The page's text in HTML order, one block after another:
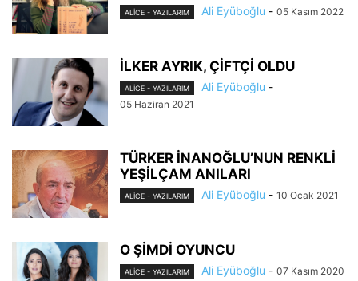
ALİCE - YAZILARIM Ali Eyüboğlu - 05 Kasım 2022
İLKER AYRIK, ÇİFTÇİ OLDU
ALİCE - YAZILARIM Ali Eyüboğlu -
05 Haziran 2021
TÜRKER İNANOĞLU’NUN RENKLİ
YEŞİLÇAM ANILARI
ALİCE - YAZILARIM Ali Eyüboğlu - 10 Ocak 2021
O ŞİMDİ OYUNCU
ALİCE - YAZILARIM Ali Eyüboğlu - 07 Kasım 2020